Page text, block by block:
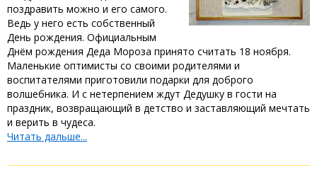
поздравить можно и его самого.
Ведь у него есть собственный
День рождения. Официальным
Днём рождения Деда Мороза принято считать 18 ноября.
Маленькие оптимисты со своими родителями и
воспитателями приготовили подарки для доброго
волшебника. И с нетерпением ждут Дедушку в гости на
праздник, возвращающий в детство и заставляющий мечтать
и верить в чудеса.
Читать дальше...